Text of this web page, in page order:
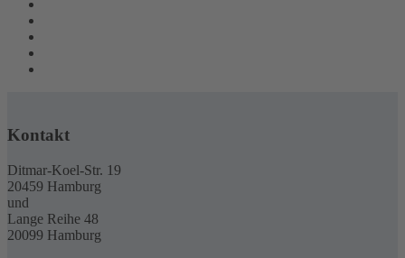
Kontakt
Ditmar-Koel-Str. 19
20459 Hamburg
und
Lange Reihe 48
20099 Hamburg